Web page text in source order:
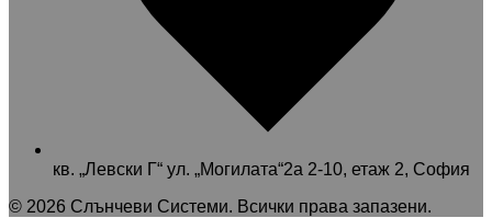
кв. „Левски Г“ ул. „Могилата“2а 2-10, етаж 2, София
© 2026 Слънчеви Системи. Всички права запазени.